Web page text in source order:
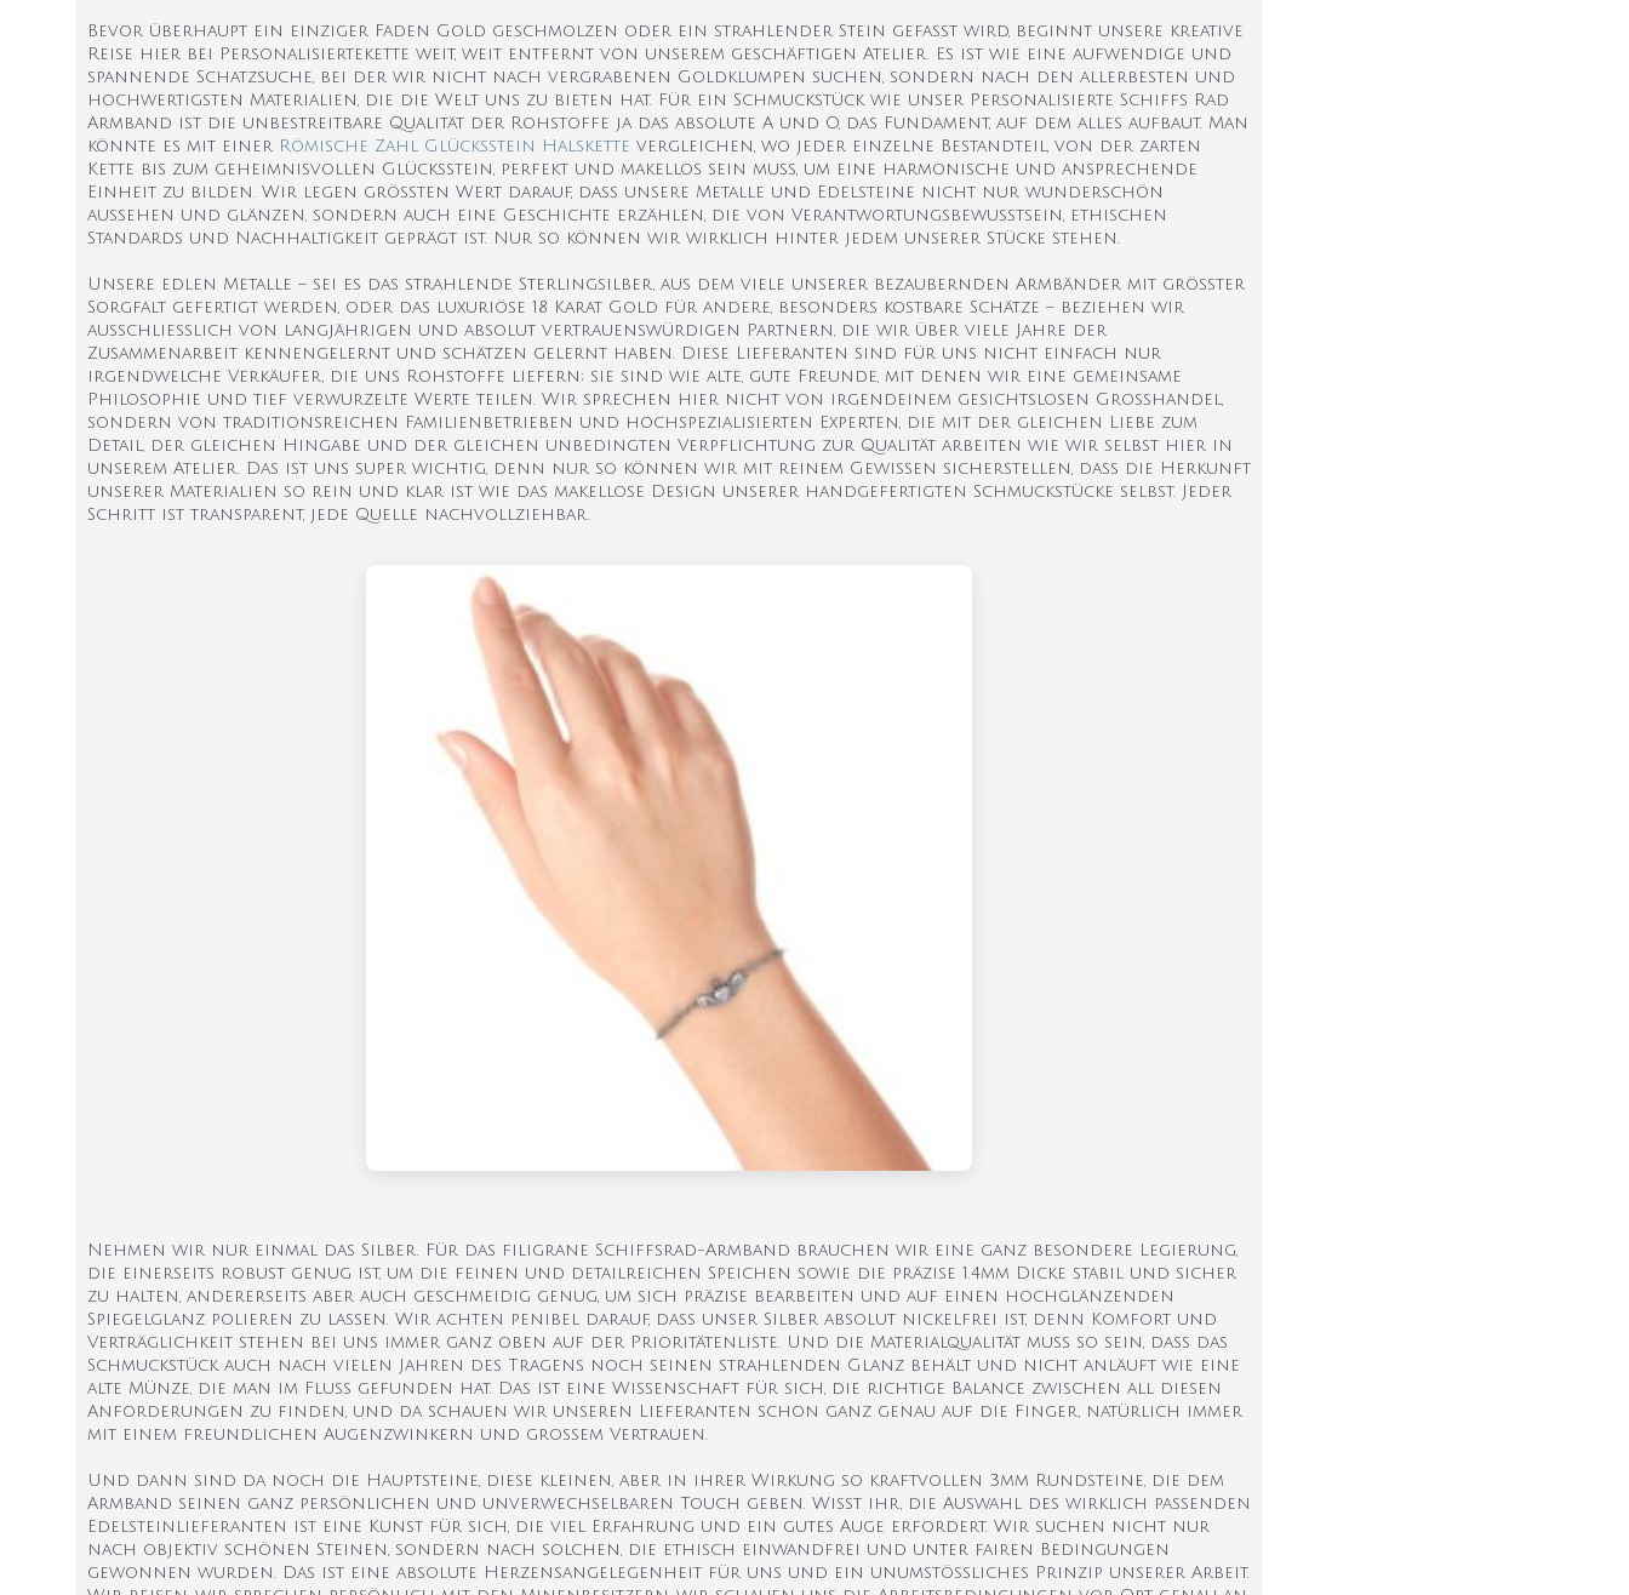
Bevor überhaupt ein einziger Faden Gold geschmolzen oder ein strahlender Stein gefasst wird, beginnt unsere kreative
Reise hier bei Personalisiertekette weit, weit entfernt von unserem geschäftigen Atelier. Es ist wie eine aufwendige und
spannende Schatzsuche, bei der wir nicht nach vergrabenen Goldklumpen suchen, sondern nach den allerbesten und
hochwertigsten Materialien, die die Welt uns zu bieten hat. Für ein Schmuckstück wie unser Personalisierte Schiffs Rad
Armband ist die unbestreitbare Qualität der Rohstoffe ja das absolute A und O, das Fundament, auf dem alles aufbaut. Man
könnte es mit einer Römische Zahl Glücksstein Halskette vergleichen, wo jeder einzelne Bestandteil, von der zarten
Kette bis zum geheimnisvollen Glücksstein, perfekt und makellos sein muss, um eine harmonische und ansprechende
Einheit zu bilden. Wir legen größten Wert darauf, dass unsere Metalle und Edelsteine nicht nur wunderschön
aussehen und glänzen, sondern auch eine Geschichte erzählen, die von Verantwortungsbewusstsein, ethischen
Standards und Nachhaltigkeit geprägt ist. Nur so können wir wirklich hinter jedem unserer Stücke stehen.
Unsere edlen Metalle – sei es das strahlende Sterlingsilber, aus dem viele unserer bezaubernden Armbänder mit größter
Sorgfalt gefertigt werden, oder das luxuriöse 18 Karat Gold für andere, besonders kostbare Schätze – beziehen wir
ausschließlich von langjährigen und absolut vertrauenswürdigen Partnern, die wir über viele Jahre der
Zusammenarbeit kennengelernt und schätzen gelernt haben. Diese Lieferanten sind für uns nicht einfach nur
irgendwelche Verkäufer, die uns Rohstoffe liefern; sie sind wie alte, gute Freunde, mit denen wir eine gemeinsame
Philosophie und tief verwurzelte Werte teilen. Wir sprechen hier nicht von irgendeinem gesichtslosen Großhandel,
sondern von traditionsreichen Familienbetrieben und hochspezialisierten Experten, die mit der gleichen Liebe zum
Detail, der gleichen Hingabe und der gleichen unbedingten Verpflichtung zur Qualität arbeiten wie wir selbst hier in
unserem Atelier. Das ist uns super wichtig, denn nur so können wir mit reinem Gewissen sicherstellen, dass die Herkunft
unserer Materialien so rein und klar ist wie das makellose Design unserer handgefertigten Schmuckstücke selbst. Jeder
Schritt ist transparent, jede Quelle nachvollziehbar.
Nehmen wir nur einmal das Silber. Für das filigrane Schiffsrad-Armband brauchen wir eine ganz besondere Legierung,
die einerseits robust genug ist, um die feinen und detailreichen Speichen sowie die präzise 1.4mm Dicke stabil und sicher
zu halten, andererseits aber auch geschmeidig genug, um sich präzise bearbeiten und auf einen hochglänzenden
Spiegelglanz polieren zu lassen. Wir achten penibel darauf, dass unser Silber absolut nickelfrei ist, denn Komfort und
Verträglichkeit stehen bei uns immer ganz oben auf der Prioritätenliste. Und die Materialqualität muss so sein, dass das
Schmuckstück auch nach vielen Jahren des Tragens noch seinen strahlenden Glanz behält und nicht anläuft wie eine
alte Münze, die man im Fluss gefunden hat. Das ist eine Wissenschaft für sich, die richtige Balance zwischen all diesen
Anforderungen zu finden, und da schauen wir unseren Lieferanten schon ganz genau auf die Finger, natürlich immer
mit einem freundlichen Augenzwinkern und großem Vertrauen.
Und dann sind da noch die Hauptsteine, diese kleinen, aber in ihrer Wirkung so kraftvollen 3mm Rundsteine, die dem
Armband seinen ganz persönlichen und unverwechselbaren Touch geben. Wisst ihr, die Auswahl des wirklich passenden
Edelsteinlieferanten ist eine Kunst für sich, die viel Erfahrung und ein gutes Auge erfordert. Wir suchen nicht nur
nach objektiv schönen Steinen, sondern nach solchen, die ethisch einwandfrei und unter fairen Bedingungen
gewonnen wurden. Das ist eine absolute Herzensangelegenheit für uns und ein unumstößliches Prinzip unserer Arbeit.